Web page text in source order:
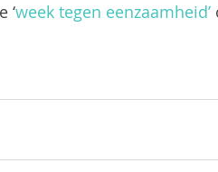
‘week tegen eenzaamheid’